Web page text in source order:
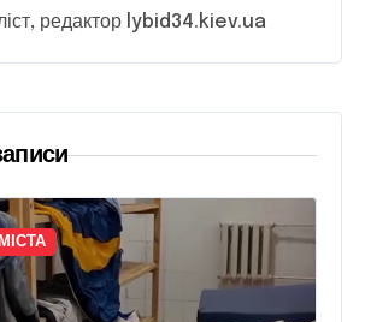
редактор lybid34.kiev.ua